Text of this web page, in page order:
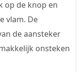
op de knop en
vlam. De
de aansteker
onsteken